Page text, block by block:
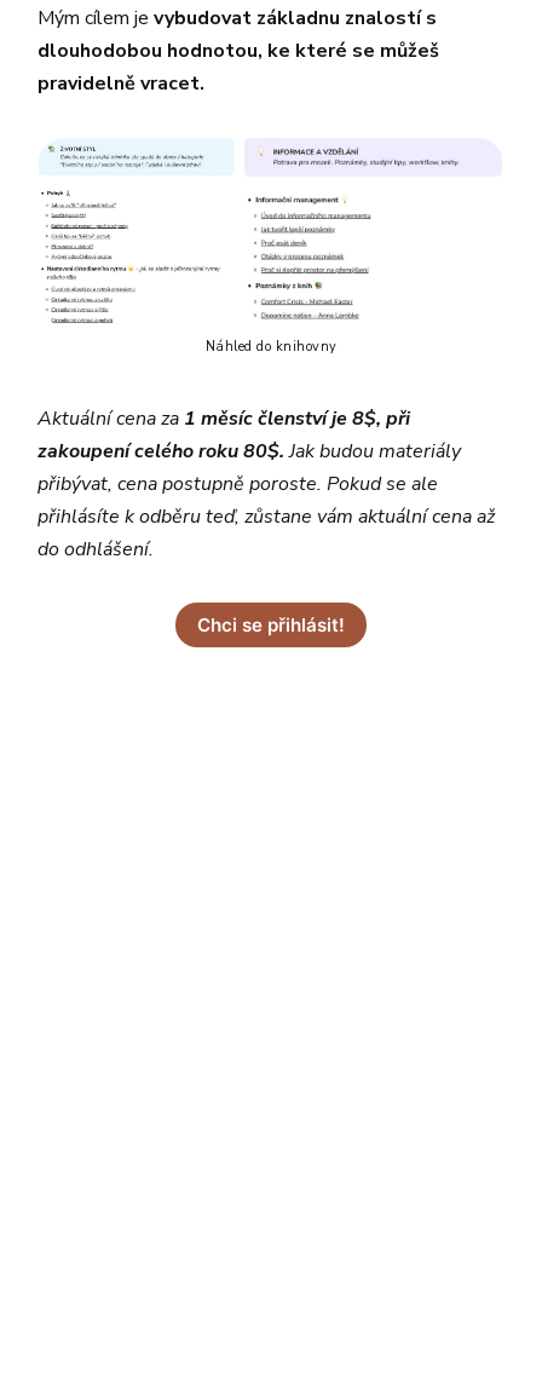
Mým cílem jevybudovat základnu znalostí s
dlouhodobou hodnotou, ke které se můžeš
pravidelně vracet.
Náhled do knihovny
Aktuální cena za 1 měsíc členství je 8$, při
zakoupení celého roku 80$.Jak budou materiály
přibývat, cena postupně poroste. Pokud se ale
přihlásíte k odběru teď, zůstane vám aktuální cena až
do odhlášení.
Chci se přihlásit!